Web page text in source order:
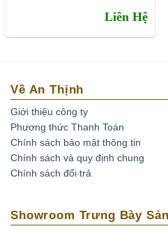
Để tìm hiểu kỹ hơn, các bạn có
Liên Hệ
Về An Thịnh
Giới thiệu công ty
Phương thức Thanh Toán
Chính sách bảo mật thông tin
Chính sách và quy định chung
Chính sách đổi trả
Showroom Trưng Bày